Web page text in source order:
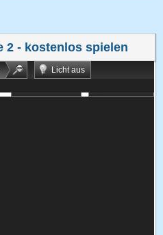
2 - kostenlos spielen
Licht aus